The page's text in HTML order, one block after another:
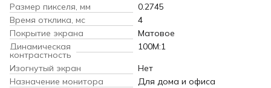
Размер пикселя, мм
0.2745
Время отклика, мс
4
Покрытие экрана
Матовое
Динамическая
контрастность
100M:1
Изогнутый экран
Нет
Назначение монитора
Для дома и офиса